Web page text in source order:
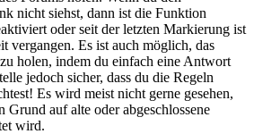
nicht siehst, dann ist die Funktion
oder seit der letzten Markierung ist
vergangen. Es ist auch möglich, das
holen, indem du einfach eine Antwort
jedoch sicher, dass du die Regeln
Es wird meist nicht gerne gesehen,
Grund auf alte oder abgeschlossene
wird.